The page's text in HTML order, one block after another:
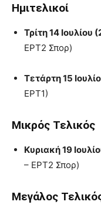
Ημιτελικοί
Τρίτη 14 Ιουλίου
ΕΡΤ2 Σπορ)
Τετάρτη 15
ΕΡΤ1)
Μικρός Τελικός
Κυριακή 19
– ΕΡΤ2 Σπορ)
Μεγάλος